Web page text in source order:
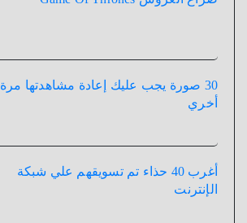
30 صورة يجب عليك إعادة مشاهدتها مرة
أخري
أغرب 40 حذاء تم تسويقهم علي شبكة
الإنترنت